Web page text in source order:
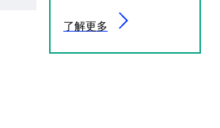
了解更多